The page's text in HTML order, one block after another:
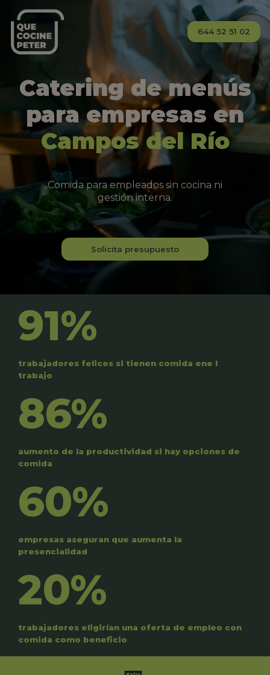
644 52 51 02
Catering de menús
para empresas en
Campos del Río
Comida para empleados sin cocina ni
gestión interna.
Solicita presupuesto
91%
trabajadores felices si tienen comida ene l
trabajo
86%
aumento de la productividad si hay opciones de
comida
60%
empresas aseguran que aumenta la
presencialidad
20%
trabajadores eligirían una oferta de empleo con
comida como beneficio